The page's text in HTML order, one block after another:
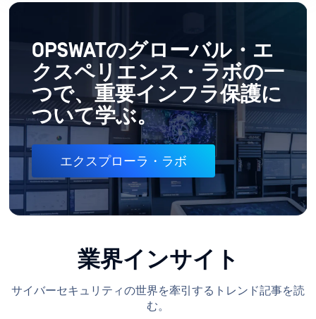
OPSWATのグローバル・エ
クスペリエンス・ラボの一
つで、重要インフラ保護に
ついて学ぶ。
エクスプローラ・ラボ
業界インサイト
サイバーセキュリティの世界を牽引するトレンド記事を読
む。